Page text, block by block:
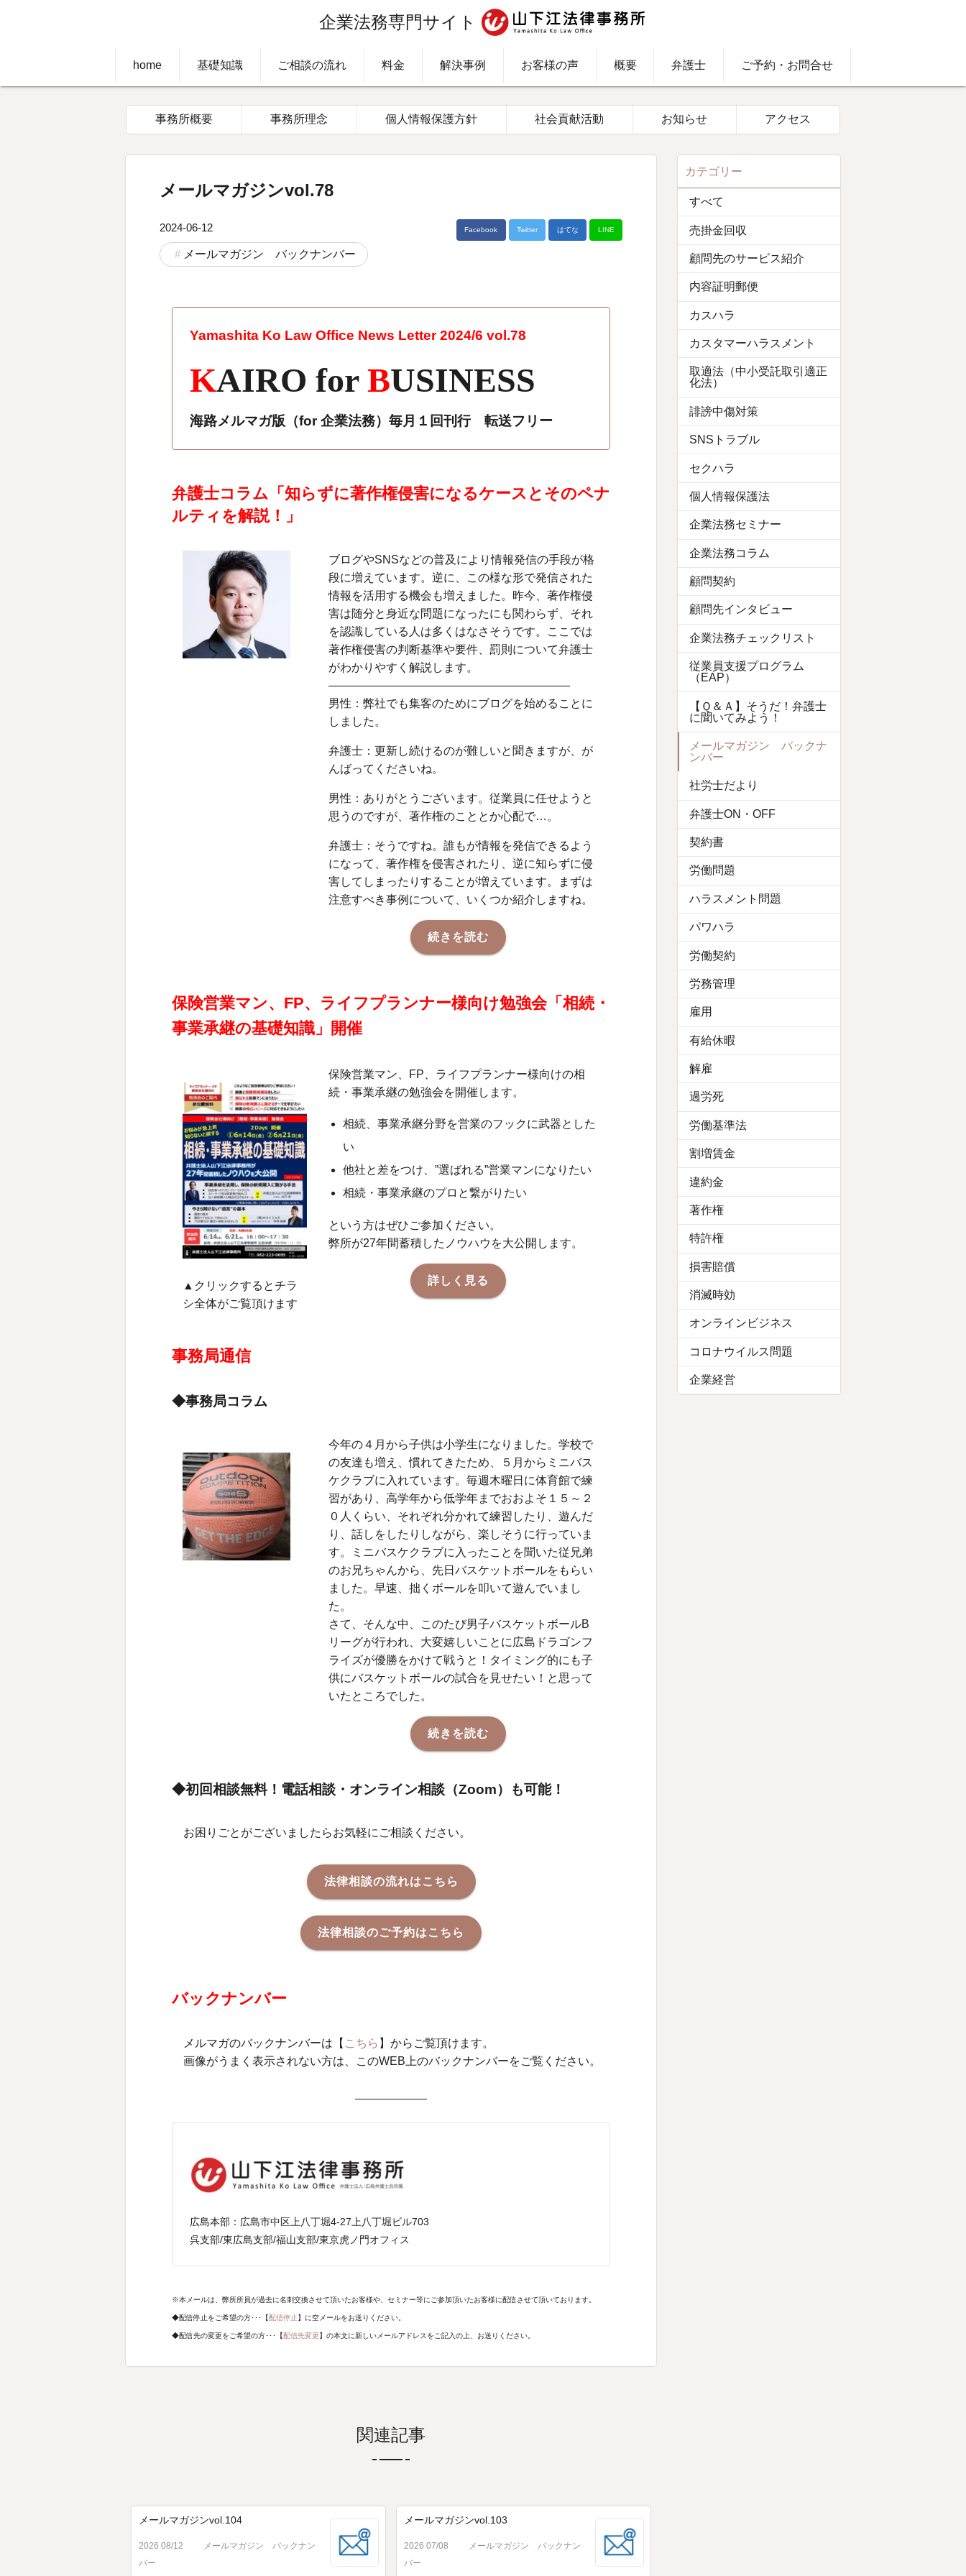
企業法務専門サイト
home 基礎知識 ご相談の流れ 料金 解決事例 お客様の声 概要 弁護士 ご予約・お問合せ
メールマガジンvol.78
2024-06-12
メールマガジン バックナンバー
Facebook Twitter はてな LINE
Yamashita Ko Law Office News Letter 2024/6 vol.78
KAIRO for BUSINESS
海路メルマガ版（for 企業法務）毎月１回刊行 転送フリー
弁護士コラム「知らずに著作権侵害になるケースとそのペナ
ルティを解説！」
ブログやSNSなどの普及により情報発信の手段が格
段に増えています。逆に、この様な形で発信された
情報を活用する機会も増えました。昨今、著作権侵
害は随分と身近な問題になったにも関わらず、それ
を認識している人は多くはなさそうです。ここでは
著作権侵害の判断基準や要件、罰則について弁護士
がわかりやすく解説します。
—————————————————————
男性：弊社でも集客のためにブログを始めることに
しました。
弁護士：更新し続けるのが難しいと聞きますが、が
んばってくださいね。
男性：ありがとうございます。従業員に任せようと
思うのですが、著作権のこととか心配で…。
弁護士：そうですね。誰もが情報を発信できるよう
になって、著作権を侵害されたり、逆に知らずに侵
害してしまったりすることが増えています。まずは
注意すべき事例について、いくつか紹介しますね。
続きを読む
保険営業マン、FP、ライフプランナー様向け勉強会「相続・
事業承継の基礎知識」開催
▲クリックするとチラ
シ全体がご覧頂けます
保険営業マン、FP、ライフプランナー様向けの相
続・事業承継の勉強会を開催します。
相続、事業承継分野を営業のフックに武器とした
い
他社と差をつけ、”選ばれる”営業マンになりたい
相続・事業承継のプロと繋がりたい
という方はぜひご参加ください。
弊所が27年間蓄積したノウハウを大公開します。
詳しく見る
事務局通信
◆事務局コラム
今年の４月から子供は小学生になりました。学校で
の友達も増え、慣れてきたため、５月からミニバス
ケクラブに入れています。毎週木曜日に体育館で練
習があり、高学年から低学年までおおよそ１５～２
０人くらい、それぞれ分かれて練習したり、遊んだ
り、話しをしたりしながら、楽しそうに行っていま
す。ミニバスケクラブに入ったことを聞いた従兄弟
のお兄ちゃんから、先日バスケットボールをもらい
ました。早速、拙くボールを叩いて遊んでいまし
た。
さて、そんな中、このたび男子バスケットボールB
リーグが行われ、大変嬉しいことに広島ドラゴンフ
ライズが優勝をかけて戦うと！タイミング的にも子
供にバスケットボールの試合を見せたい！と思って
いたところでした。
続きを読む
◆初回相談無料！電話相談・オンライン相談（Zoom）も可能！
お困りごとがございましたらお気軽にご相談ください。
法律相談の流れはこちら
法律相談のご予約はこちら
バックナンバー
メルマガのバックナンバーは【 こちら 】からご覧頂けます。
画像がうまく表示されない方は、このWEB上のバックナンバーをご覧ください。
広島本部： 広島市中区上八丁堀4-27上八丁堀ビル703
呉支部/東広島支部/福山支部/東京虎ノ門オフィス
※本メールは、弊所所員が過去に名刺交換させて頂いたお客様や、セミナー等にご参加頂いたお客様に配信させて頂いております。
◆配信停止をご希望の方･･･【配信停止 】に空メールをお送りください。
◆配信先の変更をご希望の方･･･【配信先変更 】の本文に新しいメールアドレスをご記入の上、お送りください。
関連記事
メールマガジンvol.104
2026 08/12
メールマガジン バックナン
バー
メールマガジンvol.103
2026 07/08
メールマガジン バックナン
バー
事務所概要 事務所理念 個人情報保護方針 社会貢献活動 お知らせ アクセス
カテゴリー
すべて
売掛金回収
顧問先のサービス紹介
内容証明郵便
カスハラ
カスタマーハラスメント
取適法（中小受託取引適正
化法）
誹謗中傷対策
SNSトラブル
セクハラ
個人情報保護法
企業法務セミナー
企業法務コラム
顧問契約
顧問先インタビュー
企業法務チェックリスト
従業員支援プログラム
（EAP）
【Ｑ＆Ａ】そうだ！弁護士
に聞いてみよう！
メールマガジン バックナ
ンバー
社労士だより
弁護士ON・OFF
契約書
労働問題
ハラスメント問題
パワハラ
労働契約
労務管理
雇用
有給休暇
解雇
過労死
労働基準法
割増賃金
違約金
著作権
特許権
損害賠償
消滅時効
オンラインビジネス
コロナウイルス問題
企業経営